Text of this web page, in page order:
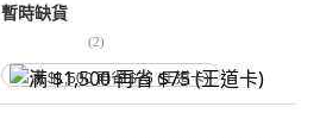
暫時缺貨
(2)
满 $1,500 再省 $75 (王道卡)